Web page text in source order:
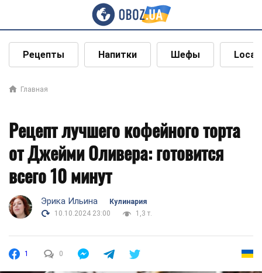
Рецепты Напитки Шефы Local
Главная
Рецепт лучшего кофейного торта
от Джейми Оливера: готовится
всего 10 минут
Эрика Ильина
Кулинария
10.10.2024 23:00
1,3 т.
1 0